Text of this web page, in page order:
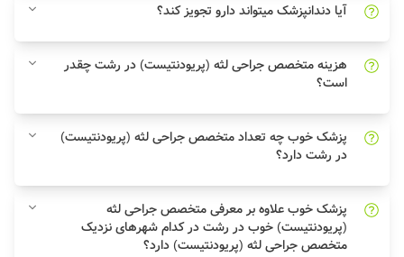
آیا دندانپزشک میتواند دارو تجویز کند؟
هزینه متخصص جراحی لثه (پریودنتیست) در رشت چقدر
است؟
پزشک خوب چه تعداد متخصص جراحی لثه (پریودنتیست)
در رشت دارد؟
پزشک خوب علاوه بر معرفی متخصص جراحی لثه
(پریودنتیست) خوب در رشت در کدام شهرهای نزدیک
متخصص جراحی لثه (پریودنتیست) دارد؟